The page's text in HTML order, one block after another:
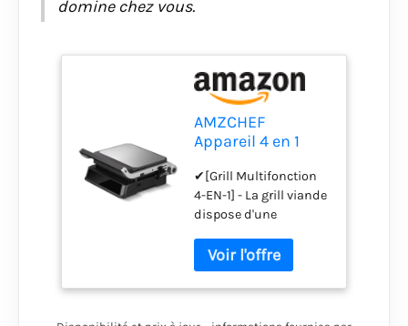
domine chez vous.
AMZCHEF
Appareil 4 en 1
Grill Panini,
Gaufrier) - 2000W
Machine a Panini
Température et
Temps Rréglables
- 4 Plaques à
Amovible
✔[Grill Multifonction
4-EN-1] - La grill viande
dispose d'une
simple/double face, 2
plaques à gaufres et 2
plaques réversibles